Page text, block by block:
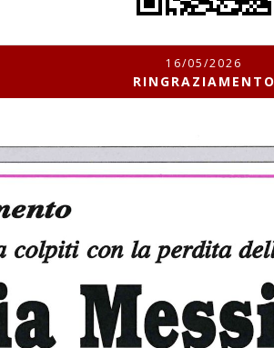
16/05/2026
RINGRAZIAMENTO